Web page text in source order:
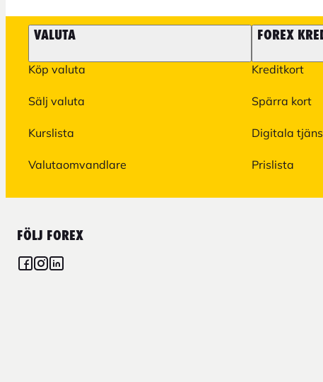
VALUTA
Köp valuta
Sälj valuta
Kurslista
Valutaomvandlare
FOREX
Kreditkort
Spärra kort
Digitala
Prislista
FÖLJ FOREX